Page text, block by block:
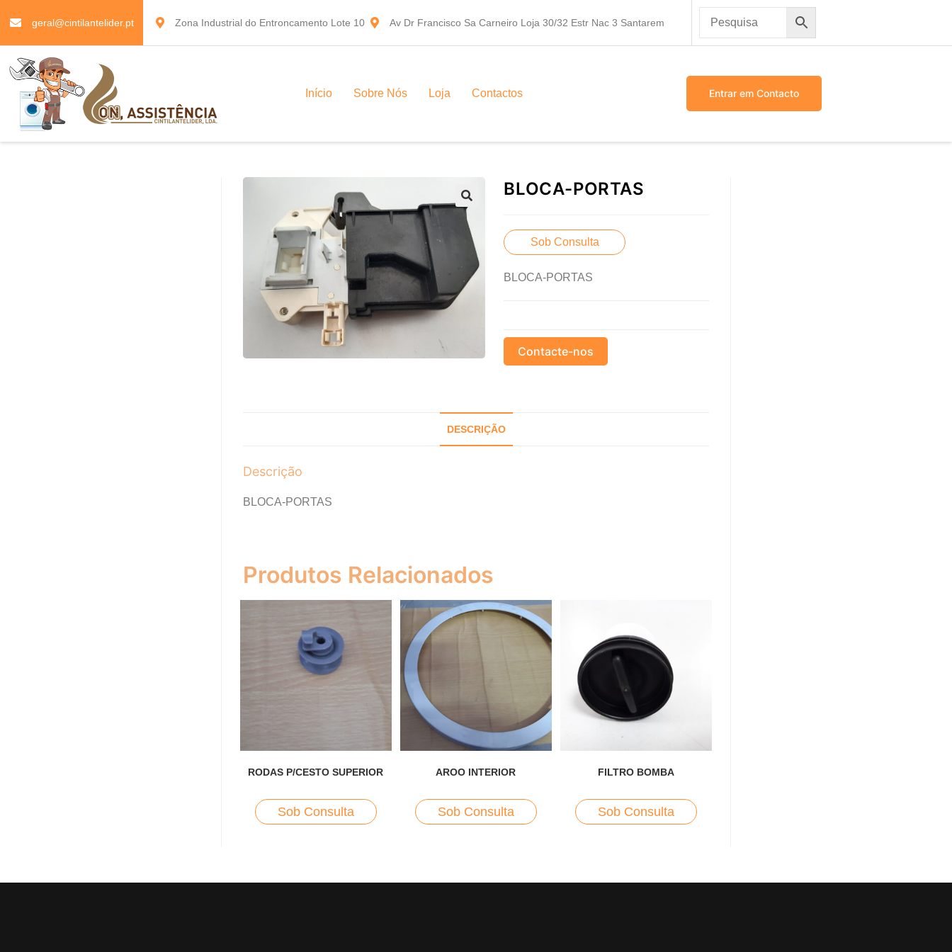
geral@cintilantelider.pt Zona Industrial do Entroncamento Lote 10 Av Dr Francisco Sa Carneiro Loja 30/32 Estr Nac 3 Santarem
Início Sobre Nós Loja Contactos Entrar em Contacto
BLOCA-PORTAS
Sob Consulta
BLOCA-PORTAS
Contacte-nos
DESCRIÇÃO
Descrição
BLOCA-PORTAS
Produtos Relacionados
RODAS P/CESTO SUPERIOR
Sob Consulta
AROO INTERIOR
Sob Consulta
FILTRO BOMBA
Sob Consulta